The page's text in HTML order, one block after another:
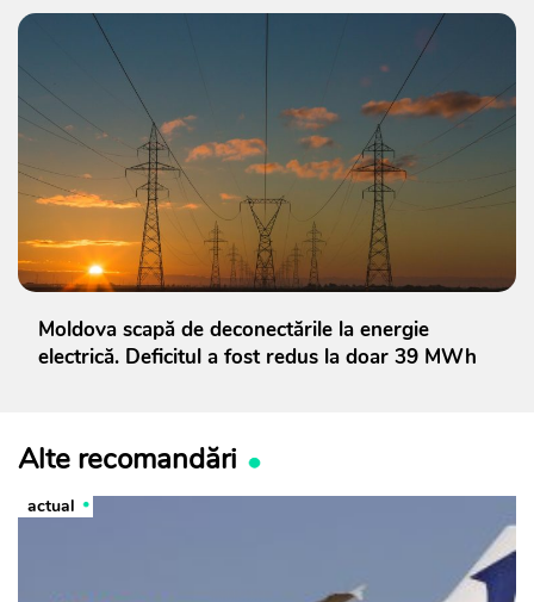
Moldova scapă de deconectările la energie
electrică. Deficitul a fost redus la doar 39 MWh
Alte recomandări
actual